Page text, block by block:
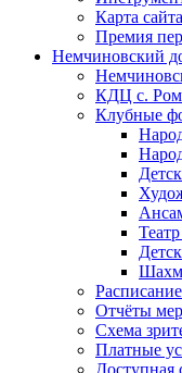
Карта сайта
Премия
Немчиновский
КДЦ с.
Клубные
Расписание
Отчёты
Схема
Платные
Доступная